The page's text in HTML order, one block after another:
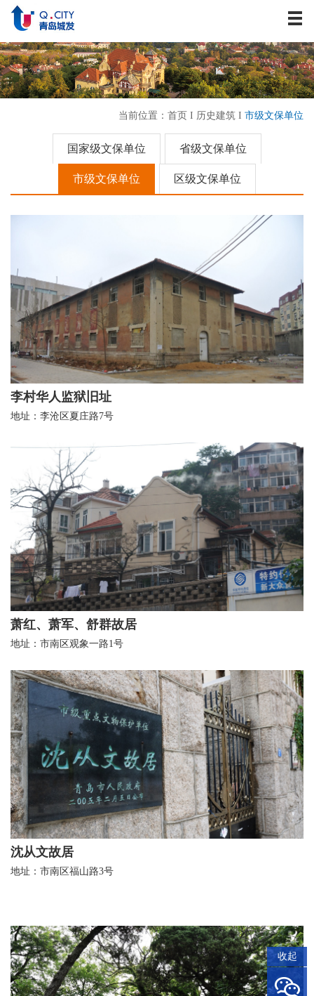
资讯中心
战略发展
业务板块
历史建筑
企业文化
联系我们
收起
当前位置： 首页 I 历史建筑 I 市级文保单位
国家级文保单位 省级文保单位
市级文保单位 区级文保单位
李村华人监狱旧址
地址：李沧区夏庄路7号
萧红、萧军、舒群故居
地址：市南区观象一路1号
沈从文故居
地址：市南区福山路3号